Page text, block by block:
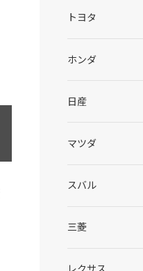
トヨタ
ホンダ
日産
マツダ
スバル
三菱